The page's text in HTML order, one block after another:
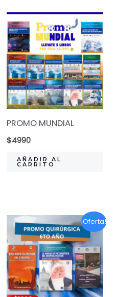
PROMO MUNDIAL
$4990
AÑADIR AL
CARRITO
¡Oferta!